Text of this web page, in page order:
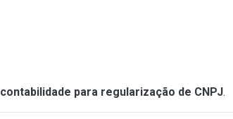
contabilidade para regularização de CNPJ.